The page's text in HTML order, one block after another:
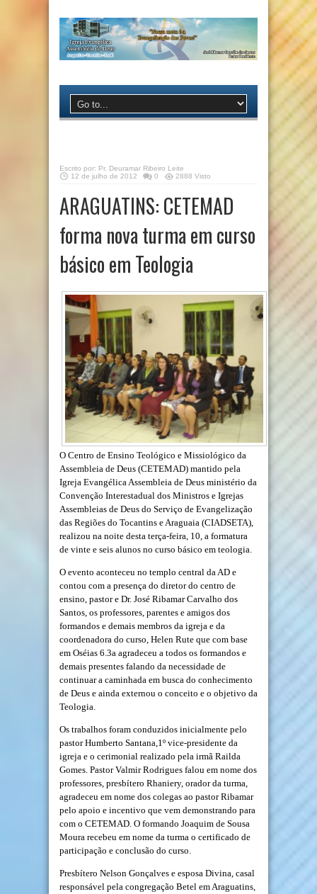
Escrito por: Pr. Deuramar Ribeiro Leite
12 de julho de 2012
0 2888 Visto
ARAGUATINS: CETEMAD
forma nova turma em curso
básico em Teologia
O Centro de Ensino Teológico e Missiológico da
Assembleia de Deus (CETEMAD) mantido pela
Igreja Evangélica Assembleia de Deus ministério da
Convenção Interestadual dos Ministros e Igrejas
Assembleias de Deus do Serviço de Evangelização
das Regiões do Tocantins e Araguaia (CIADSETA),
realizou na noite desta terça-feira, 10, a formatura
de vinte e seis alunos no curso básico em teologia.
O evento aconteceu no templo central da AD e
contou com a presença do diretor do centro de
ensino, pastor e Dr. José Ribamar Carvalho dos
Santos, os professores, parentes e amigos dos
formandos e demais membros da igreja e da
coordenadora do curso, Helen Rute que com base
em Oséias 6.3a agradeceu a todos os formandos e
demais presentes falando da necessidade de
continuar a caminhada em busca do conhecimento
de Deus e ainda externou o conceito e o objetivo da
Teologia.
Os trabalhos foram conduzidos inicialmente pelo
pastor Humberto Santana,1º vice-presidente da
igreja e o cerimonial realizado pela irmã Railda
Gomes. Pastor Valmir Rodrigues falou em nome dos
professores, presbítero Rhaniery, orador da turma,
agradeceu em nome dos colegas ao pastor Ribamar
pelo apoio e incentivo que vem demonstrando para
com o CETEMAD. O formando Joaquim de Sousa
Moura recebeu em nome da turma o certificado de
participação e conclusão do curso.
Presbítero Nelson Gonçalves e esposa Divina, casal
responsável pela congregação Betel em Araguatins,